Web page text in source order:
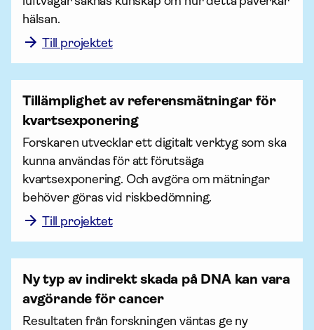
hälsan.
Till projektet
Tillämplighet av referensmätningar för
kvartsexponering
Forskaren utvecklar ett digitalt verktyg som ska
kunna användas för att förutsäga
kvartsexponering. Och avgöra om mätningar
behöver göras vid riskbedömning.
Till projektet
Ny typ av indirekt skada på DNA kan vara
avgörande för cancer
Resultaten från forskningen väntas ge ny